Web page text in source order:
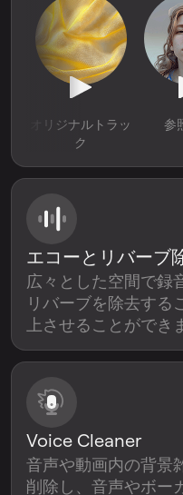
Voice Cleaner
音声や動画内の背景
削除し、音声やボー
オリジナルトラッ
ク
参
エコーとリバーブ
広々とした空間で録
リバーブを除去する
上させることができ